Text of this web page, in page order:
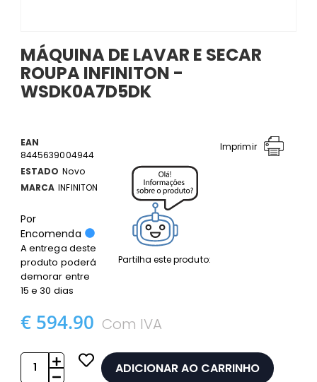
MÁQUINA DE LAVAR E SECAR
ROUPA INFINITON -
WSDK0A7D5DK
EAN
8445639004944
ESTADO Novo
MARCA INFINITON
Por
Encomenda
A entrega deste
produto poderá
demorar entre
15 e 30 dias
Imprimir
Partilha este produto:
€ 594.90 Com IVA
ADICIONAR AO CARRINHO